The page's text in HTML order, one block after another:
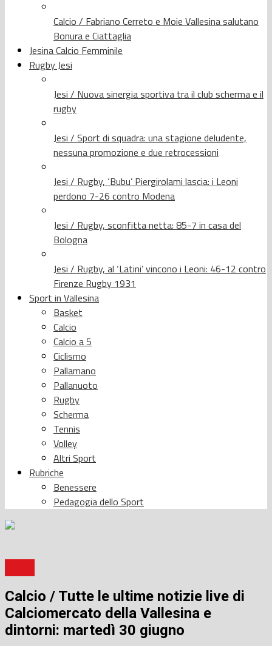
Calcio / Fabriano Cerreto e Moie Vallesina salutano
Bonura e Ciattaglia
Jesina Calcio Femminile
Rugby Jesi
Jesi / Nuova sinergia sportiva tra il club scherma e il
rugby
Jesi / Sport di squadra: una stagione deludente,
nessuna promozione e due retrocessioni
Jesi / Rugby, ‘Bubu’ Piergirolami lascia: i Leoni
perdono 7-26 contro Modena
Jesi / Rugby, sconfitta netta: 85-7 in casa del
Bologna
Jesi / Rugby, al ‘Latini’ vincono i Leoni: 46-12 contro
Firenze Rugby 1931
Sport in Vallesina
Basket
Calcio
Calcio a 5
Ciclismo
Pallamano
Pallanuoto
Rugby
Scherma
Tennis
Volley
Altri Sport
Rubriche
Benessere
Pedagogia dello Sport
Calcio / Tutte le ultime notizie live di
Calciomercato della Vallesina e
dintorni: martedì 30 giugno